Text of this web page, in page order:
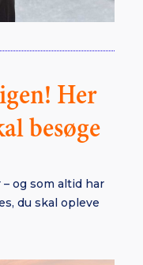
Her
besøge
og som altid har
du skal opleve